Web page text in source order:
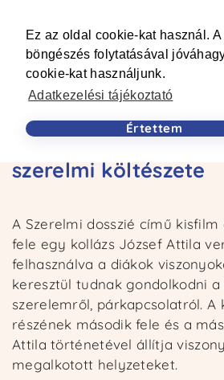
Ez az oldal cookie-kat használ. A
böngészés folytatásával
cookie-kat használjunk.
Adatkezelési tájékoztató
Értettem
VISSZA
Szerelmi dosszié –
szerelmi költészete
A Szerelmi dosszié című kisfilm
fele egy kollázs József Attila
felhasználva a diákok
keresztül tudnak gondolkodni a
szerelemről, párkapcsolatról. A
részének második fele és a
Attila történetével állítja
megalkotott helyzeteket.